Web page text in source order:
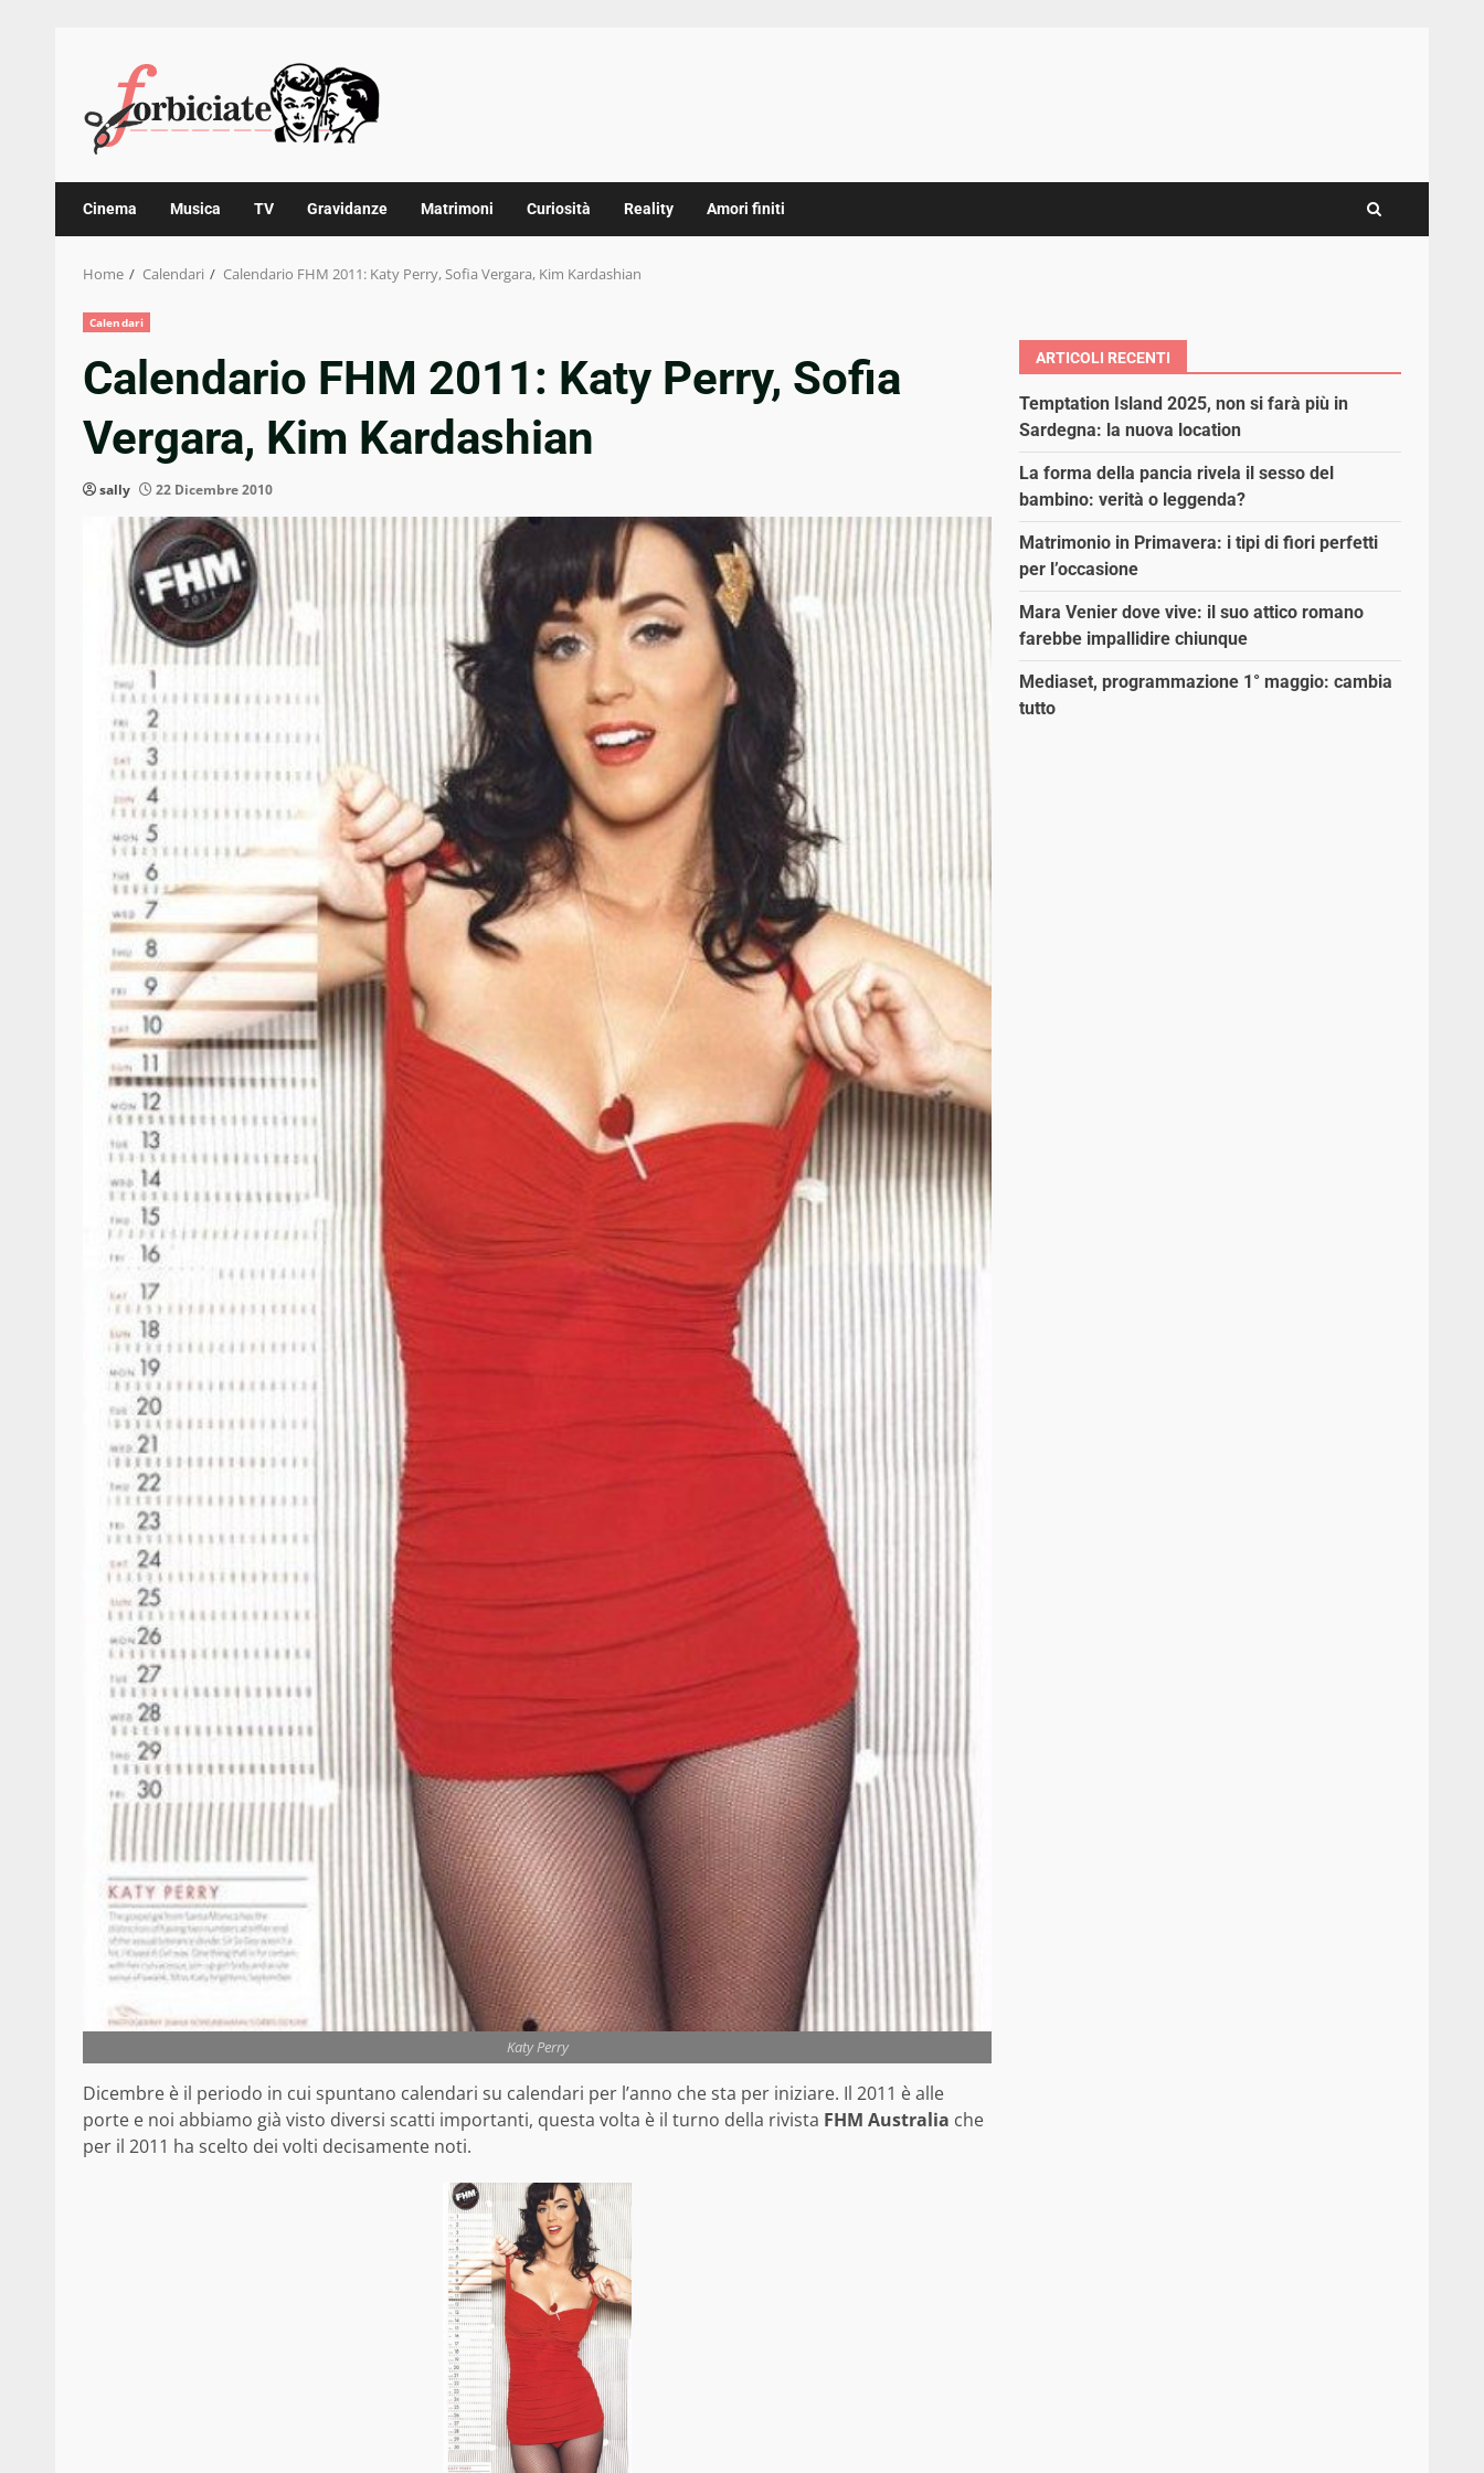
content
Cinema Musica TV Gravidanze Matrimoni Curiosità Reality Amori finiti
Home Calendari Calendario FHM 2011: Katy Perry, Sofia Vergara, Kim Kardashian
Calendari
Calendario FHM 2011: Katy Perry, Sofia
Vergara, Kim Kardashian
sally 22 Dicembre 2010
Katy Perry
Dicembre è il periodo in cui spuntano calendari su calendari per l’anno che sta per iniziare. Il 2011 è alle
porte e noi abbiamo già visto diversi scatti importanti, questa volta è il turno della rivista FHM Australia che
per il 2011 ha scelto dei volti decisamente noti.
ARTICOLI RECENTI
Temptation Island 2025, non si farà più in
Sardegna: la nuova location
La forma della pancia rivela il sesso del
bambino: verità o leggenda?
Matrimonio in Primavera: i tipi di fiori perfetti
per l’occasione
Mara Venier dove vive: il suo attico romano
farebbe impallidire chiunque
Mediaset, programmazione 1° maggio: cambia
tutto